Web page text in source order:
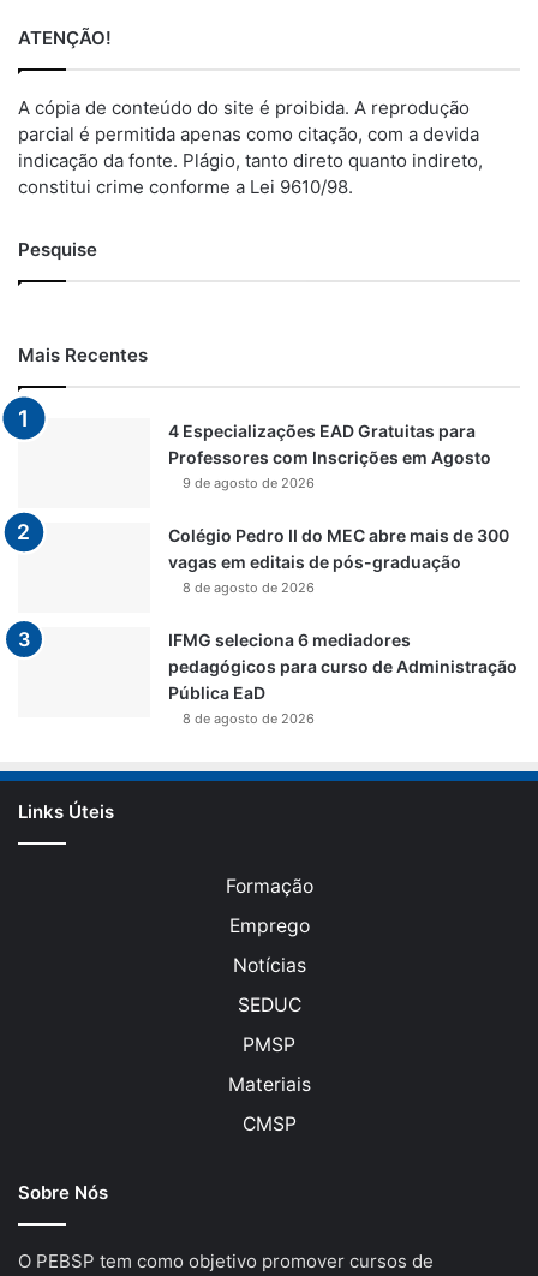
ATENÇÃO!
A cópia de conteúdo do site é proibida. A reprodução
parcial é permitida apenas como citação, com a devida
indicação da fonte. Plágio, tanto direto quanto indireto,
constitui crime conforme a Lei 9610/98.
Pesquise
Mais Recentes
4 Especializações EAD Gratuitas para
Professores com Inscrições em Agosto
9 de agosto de 2026
Colégio Pedro II do MEC abre mais de 300
vagas em editais de pós-graduação
8 de agosto de 2026
IFMG seleciona 6 mediadores
pedagógicos para curso de Administração
Pública EaD
8 de agosto de 2026
Links Úteis
Formação
Emprego
Notícias
SEDUC
PMSP
Materiais
CMSP
Sobre Nós
O PEBSP tem como objetivo promover cursos de